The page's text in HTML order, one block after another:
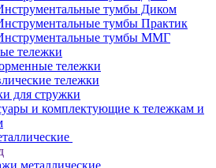
тумбы Диком
тумбы Практик
тумбы ММГ
тележки
тележки
тележки
для стружки
и комплектующие к тележкам и
металлические